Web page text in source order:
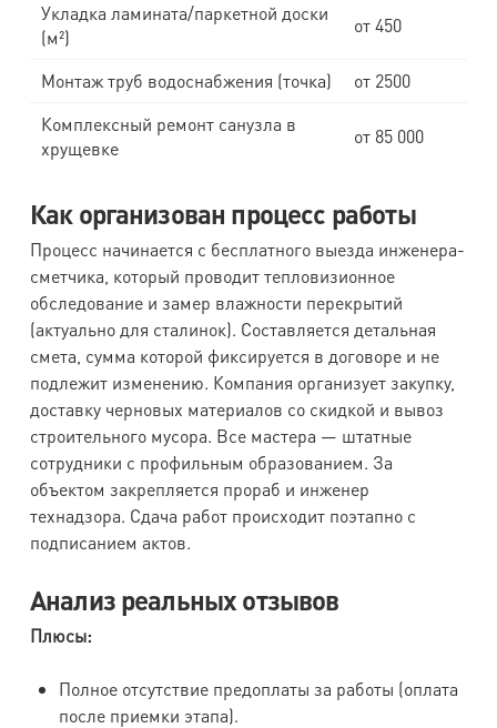
Укладка ламината/паркетной доски
(м²)
от 450
Монтаж труб водоснабжения (точка)
от 2500
Комплексный ремонт санузла в
хрущевке
от 85 000
Как организован процесс работы
Процесс начинается с бесплатного выезда инженера-
сметчика, который проводит тепловизионное
обследование и замер влажности перекрытий
(актуально для сталинок). Составляется детальная
смета, сумма которой фиксируется в договоре и не
подлежит изменению. Компания организует закупку,
доставку черновых материалов со скидкой и вывоз
строительного мусора. Все мастера — штатные
сотрудники с профильным образованием. За
объектом закрепляется прораб и инженер
технадзора. Сдача работ происходит поэтапно с
подписанием актов.
Анализ реальных отзывов
Плюсы:
Полное отсутствие предоплаты за работы (оплата
после приемки этапа).